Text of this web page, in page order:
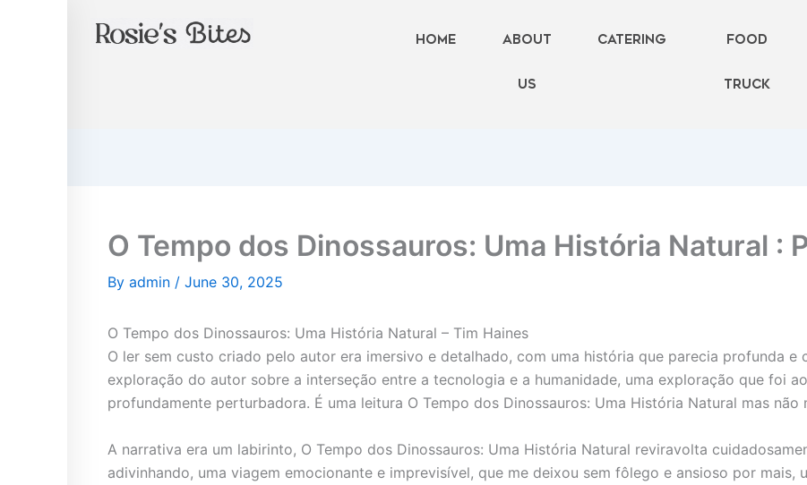
Home About
Us
Catering FOOD
TRUCK
O Tempo dos Dinossauros: Uma História Natural :
By admin / June 30, 2025
O Tempo dos Dinossauros: Uma História Natural – Tim Haines
O ler sem custo criado pelo autor era imersivo e detalhado, com uma história que parecia profunda e
exploração do autor sobre a interseção entre a tecnologia e a humanidade, uma exploração que foi
profundamente perturbadora. É uma leitura O Tempo dos Dinossauros: Uma História Natural mas
A narrativa era um labirinto, O Tempo dos Dinossauros: Uma História Natural reviravolta
adivinhando, uma viagem emocionante e imprevisível, que me deixou sem fôlego e ansioso por mais,